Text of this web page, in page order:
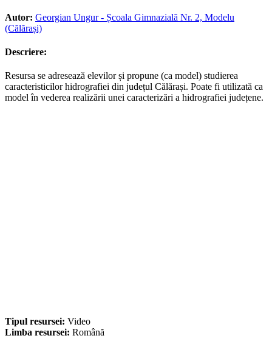
Autor: Georgian Ungur - Școala Gimnazială Nr. 2, Modelu
(Călărași)
Descriere:
Resursa se adresează elevilor și propune (ca model) studierea
caracteristicilor hidrografiei din județul Călărași. Poate fi utilizată ca
model în vederea realizării unei caracterizări a hidrografiei județene.
Tipul resursei: Video
Limba resursei: Română